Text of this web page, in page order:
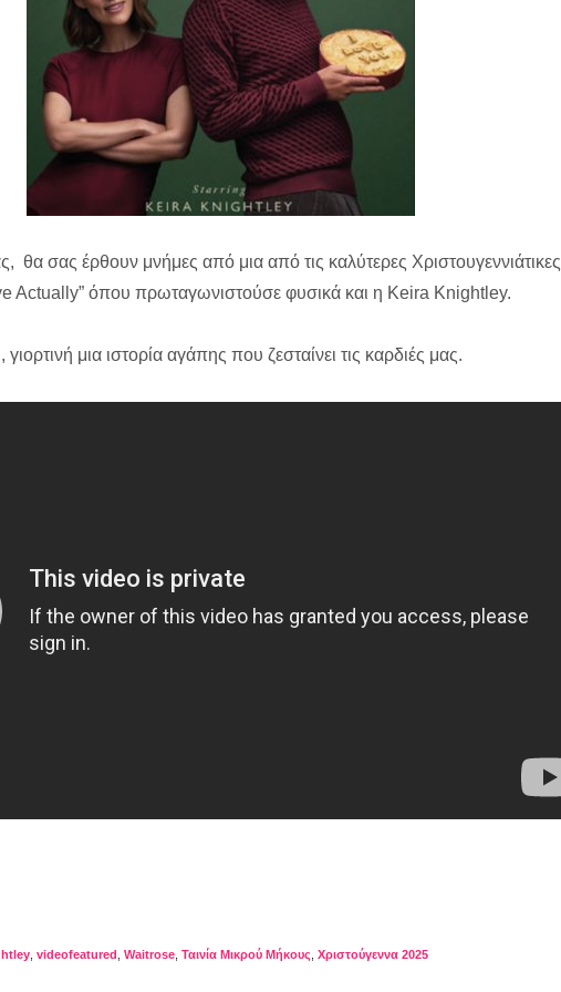
θα σας έρθουν μνήμες από μια από τις καλύτερες Χριστουγεννιάτικες
Actually” όπου πρωταγωνιστούσε φυσικά και η Keira Knightley.
μια ιστορία αγάπης που ζεσταίνει τις καρδιές μας.
videofeatured Waitrose Ταινία Μικρού Μήκους Χριστούγεννα 2025